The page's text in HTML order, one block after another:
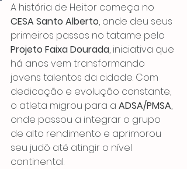
A história de Heitor começa no
CESA Santo Alberto, onde deu seus
primeiros passos no tatame pelo
Projeto Faixa Dourada, iniciativa que
há anos vem transformando
jovens talentos da cidade. Com
dedicação e evolução constante,
o atleta migrou para a ADSA/PMSA,
onde passou a integrar o grupo
de alto rendimento e aprimorou
seu judô até atingir o nível
continental.